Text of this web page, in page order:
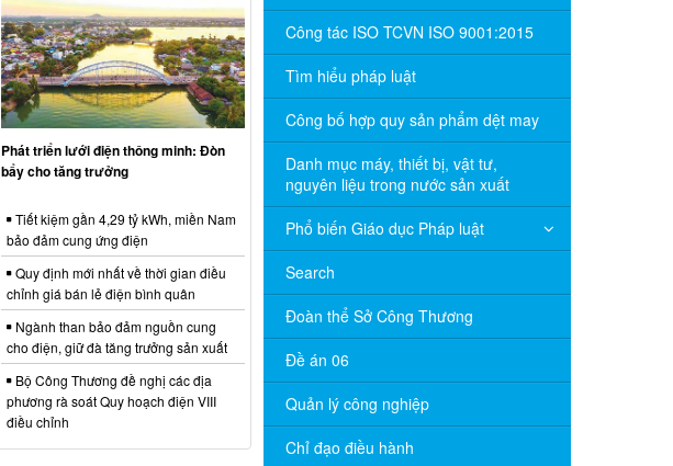
Công tác ISO TCVN ISO 9001:2015
Tìm hiểu pháp luật
Công bố hợp quy sản phẩm dệt may
Danh mục máy, thiết bị, vật tư,
nguyên liệu trong nước sản xuất
Phổ biến Giáo dục Pháp luật
Search
Đoàn thể Sở Công Thương
Đề án 06
Quản lý công nghiệp
Chỉ đạo điều hành
Phát triển lưới điện thông minh: Đòn
bẩy cho tăng trưởng
Tiết kiệm gần 4,29 tỷ kWh, miền Nam
bảo đảm cung ứng điện
Quy định mới nhất về thời gian điều
chỉnh giá bán lẻ điện bình quân
Ngành than bảo đảm nguồn cung
cho điện, giữ đà tăng trưởng sản xuất
Bộ Công Thương đề nghị các địa
phương rà soát Quy hoạch điện VIII
điều chỉnh